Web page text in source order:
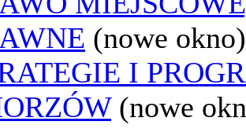
(nowe okno)
I
(nowe